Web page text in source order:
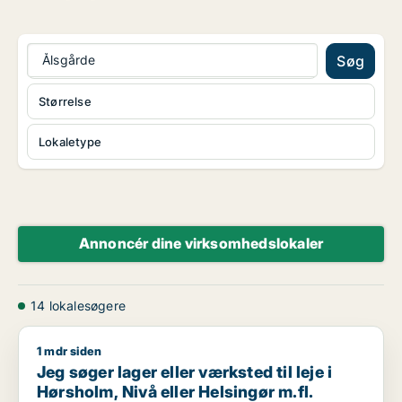
Ålsgårde Søg
Lokaletype
Størrelse
Annoncér dine virksomhedslokaler
14 lokalesøgere
Jeg søger lager eller værksted til leje i Hørsholm, Nivå eller
1 mdr siden
Jeg søger lager eller værksted til leje i
Hørsholm, Nivå eller Helsingør m.fl.